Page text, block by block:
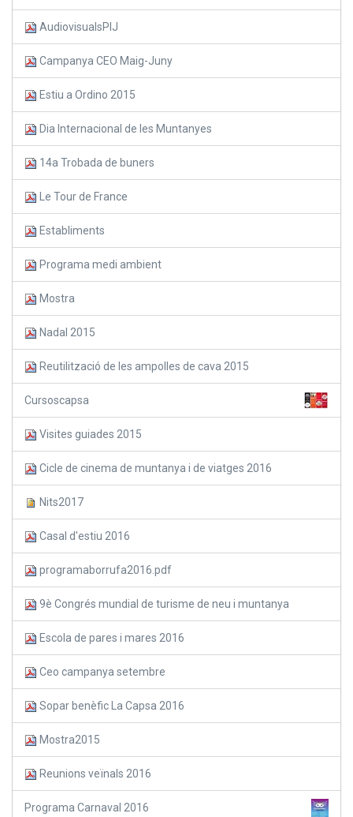
AudiovisualsPIJ
Campanya CEO Maig-Juny
Estiu a Ordino 2015
Dia Internacional de les Muntanyes
14a Trobada de buners
Le Tour de France
Establiments
Programa medi ambient
Mostra
Nadal 2015
Reutilització de les ampolles de cava 2015
Cursoscapsa
Visites guiades 2015
Cicle de cinema de muntanya i de viatges 2016
Nits2017
Casal d'estiu 2016
programaborrufa2016.pdf
9è Congrés mundial de turisme de neu i muntanya
Escola de pares i mares 2016
Ceo campanya setembre
Sopar benèfic La Capsa 2016
Mostra2015
Reunions veïnals 2016
Programa Carnaval 2016